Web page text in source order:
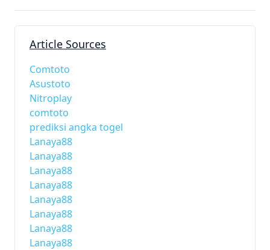
Article Sources
Comtoto
Asustoto
Nitroplay
comtoto
prediksi angka togel
Lanaya88
Lanaya88
Lanaya88
Lanaya88
Lanaya88
Lanaya88
Lanaya88
Lanaya88